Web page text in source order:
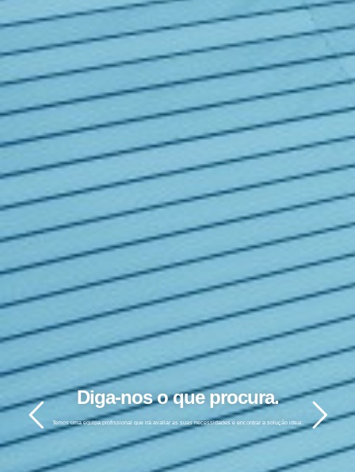
Diga-nos o que procura.
Temos uma equipa profissional que irá avaliar as suas necessidades e encontrar a solução ideal.